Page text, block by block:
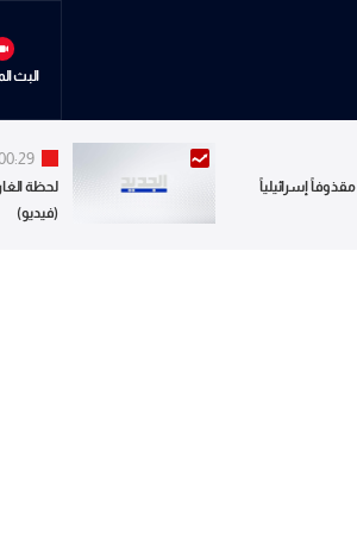
البث
"اليونيفيل" تحذر: 113 مقذوفاً إسرائيلياً
لحظة
(فيديو)